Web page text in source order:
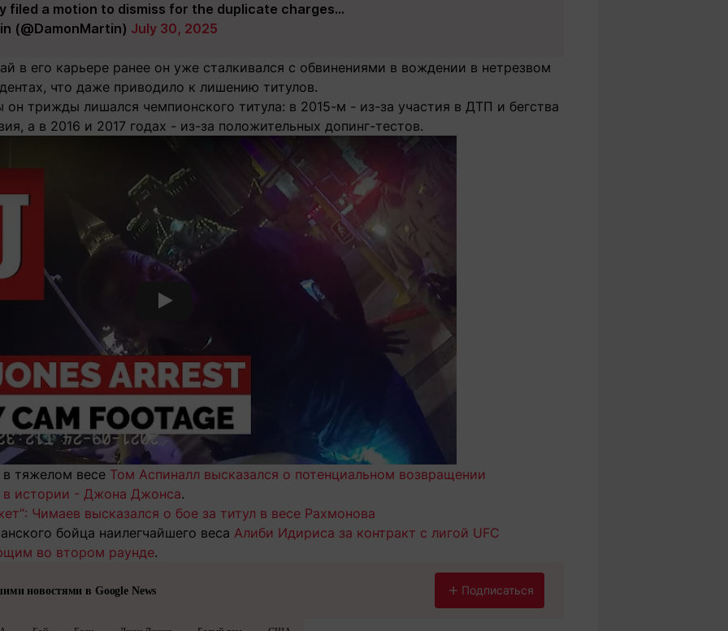
filed a motion to dismiss for the duplicate charges…
(@DamonMartin) July 30, 2025
в его карьере ранее он уже сталкивался с обвинениями в вождении в нетрезвом
что даже приводило к лишению титулов.
он трижды лишался чемпионского титула: в 2015-м - из-за участия в ДТП и бегства
а в 2016 и 2017 годах - из-за положительных допинг-тестов.
Смотреть видео YouTube
тяжелом весе Том Аспиналл высказался о потенциальном возвращении
в истории - Джона Джонса.
Чимаев высказался о бое за титул в весе Рахмонова
бойца наилегчайшего веса Алиби Идириса за контракт с лигой UFC
во втором раунде.
новостями в Google News Подписаться